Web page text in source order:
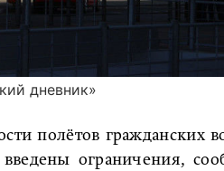
дневник»
полётов гражданских
введены ограничения,